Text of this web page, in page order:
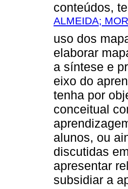
conteúdos,
ALMEIDA;
uso dos
elaborar
a síntese e
eixo do
tenha por
conceitual
alunos, ou
discutidas
apresentar
subsidiar a